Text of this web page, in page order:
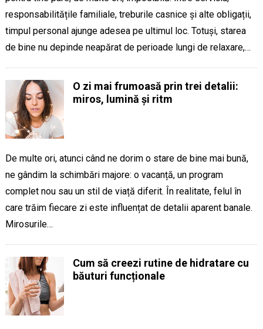
responsabilitățile familiale, treburile casnice și alte obligații,
timpul personal ajunge adesea pe ultimul loc. Totuși, starea
de bine nu depinde neapărat de perioade lungi de relaxare,…
O zi mai frumoasă prin trei detalii:
miros, lumină și ritm
De multe ori, atunci când ne dorim o stare de bine mai bună,
ne gândim la schimbări majore: o vacanță, un program
complet nou sau un stil de viață diferit. În realitate, felul în
care trăim fiecare zi este influențat de detalii aparent banale.
Mirosurile…
Cum să creezi rutine de hidratare cu
băuturi funcționale